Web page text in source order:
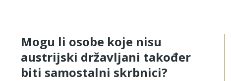
Mogu li osobe koje nisu
austrijski državljani također
biti samostalni skrbnici?